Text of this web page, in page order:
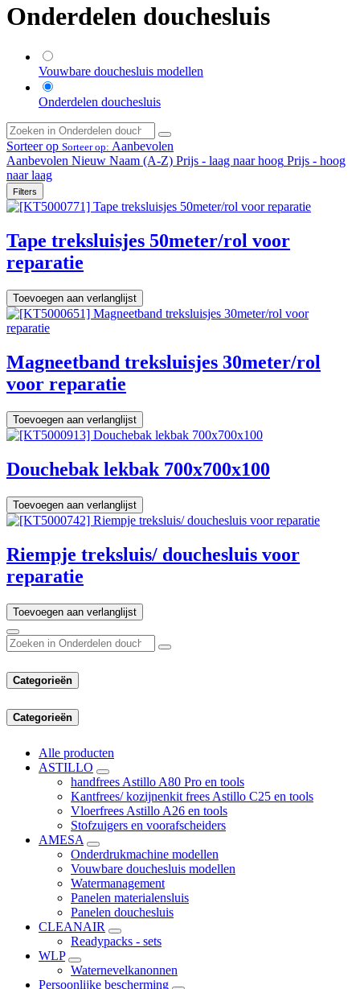
Onderdelen douchesluis
Vouwbare douchesluis modellen
Onderdelen douchesluis
Sorteer op Sorteer op: Aanbevolen
Aanbevolen Nieuw Naam (A-Z) Prijs - laag naar hoog Prijs - hoog
naar laag
Filters
Tape treksluisjes 50meter/rol voor
reparatie
Toevoegen aan verlanglijst
Magneetband treksluisjes 30meter/rol
voor reparatie
Toevoegen aan verlanglijst
Douchebak lekbak 700x700x100
Toevoegen aan verlanglijst
Riempje treksluis/ douchesluis voor
reparatie
Toevoegen aan verlanglijst
Categorieën
Categorieën
Alle producten
ASTILLO
handfrees Astillo A80 Pro en tools
Kantfrees/ kozijnenkit frees Astillo C25 en tools
Vloerfrees Astillo A26 en tools
Stofzuigers en voorafscheiders
AMESA
Onderdrukmachine modellen
Vouwbare douchesluis modellen
Watermanagement
Panelen materialensluis
Panelen douchesluis
CLEANAIR
Readypacks - sets
WLP
Waternevelkanonnen
Persoonlijke bescherming